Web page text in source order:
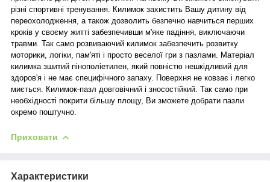
різні спортивні тренування. Килимок захистить Вашу дитину від
переохолодження, а також дозволить безпечно навчиться перших
кроків у своєму житті забезпечивши м'яке падіння, виключаючи
травми. Так само розвиваючий килимок забезпечить розвитку
моторики, логіки, пам'яті і просто веселої гри з пазлами. Матеріал
килимка зшитий пінополіетилен, який повністю нешкідливий для
здоров'я і не має специфічного запаху. Поверхня не ковзає і легко
миється. Килимок-пазл довговічний і зносостійкий. Так само при
необхідності покрити більшу площу, Ви зможете добрати пазли
окремо поштучно.
Приховати
Характеристики